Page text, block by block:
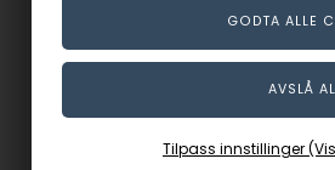
Tilpass innstillinger
DIY påskhare,
Ålder: +6 år eller
Designer: Linaa team